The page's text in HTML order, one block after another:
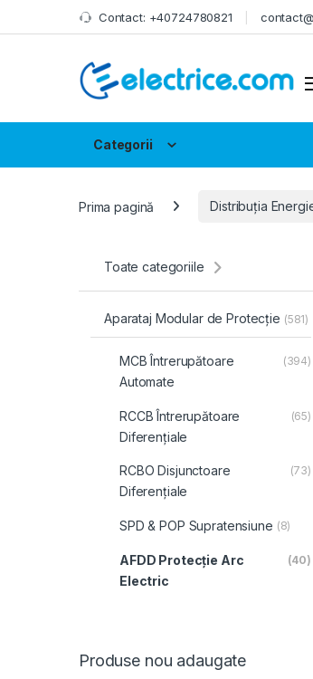
Skip to navigation
Skip to content Contact: +40724780821
Categorii
Prima pagină Distribuția
Toate categoriile
Aparataj Modular de Protecție (581)
MCB Întrerupătoare
Automate
(394)
RCCB Întrerupătoare
Diferențiale
(65)
RCBO Disjunctoare
Diferențiale
(73)
SPD & POP Supratensiune (8)
AFDD Protecție Arc
Electric
(40)
Produse nou adaugate